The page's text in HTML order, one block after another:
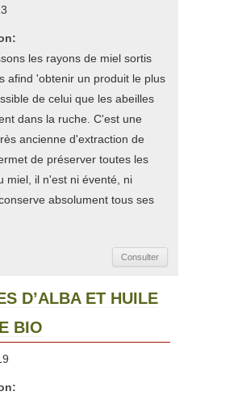
les rayons de miel sortis
afind 'obtenir un produit le plus
de celui que les abeilles
dans la ruche. C'est une
ancienne d'extraction de
de préserver toutes les
miel, il n'est ni éventé, ni
absolument tous ses
Consulter
D’ALBA ET HUILE
BIO